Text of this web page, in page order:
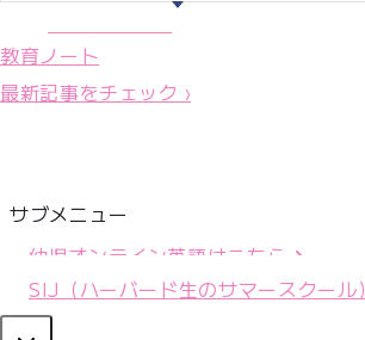
教育ノート
最新記事をチェック ›
サブメニュー
幼児オンライン英語はこちら
SIJ（ハーバード生のサマースクール）